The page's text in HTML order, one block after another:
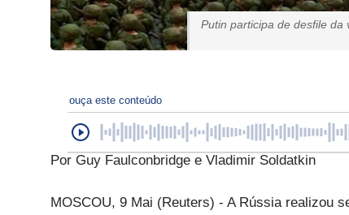
Putin participa de desfile
ouça este conteúdo
Por Guy Faulconbridge e Vladimir Soldatkin
MOSCOU, 9 Mai (Reuters) - A Rússia realizou